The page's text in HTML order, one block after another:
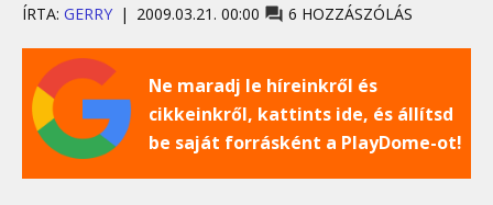
ÍRTA: GERRY 2009.03.21. 00:00 6 HOZZÁSZÓLÁS
Ne maradj le híreinkről és
cikkeinkről, kattints ide, és állítsd
be saját forrásként a PlayDome-ot!